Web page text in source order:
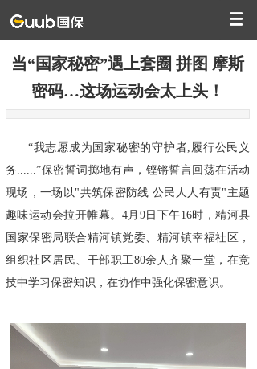
当“国家秘密”遇上套圈 拼图 摩斯
密码…这场运动会太上头！
“我志愿成为国家秘密的守护者,履行公民义
务......”保密誓词掷地有声，铿锵誓言回荡在活动
现场，一场以"共筑保密防线 公民人人有责"主题
趣味运动会拉开帷幕。4月9日下午16时，精河县
国家保密局联合精河镇党委、精河镇幸福社区，
组织社区居民、干部职工80余人齐聚一堂，在竞
技中学习保密知识，在协作中强化保密意识。